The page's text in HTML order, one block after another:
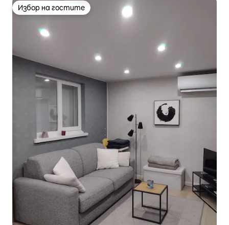
Избор на гостите
Избор на гостите